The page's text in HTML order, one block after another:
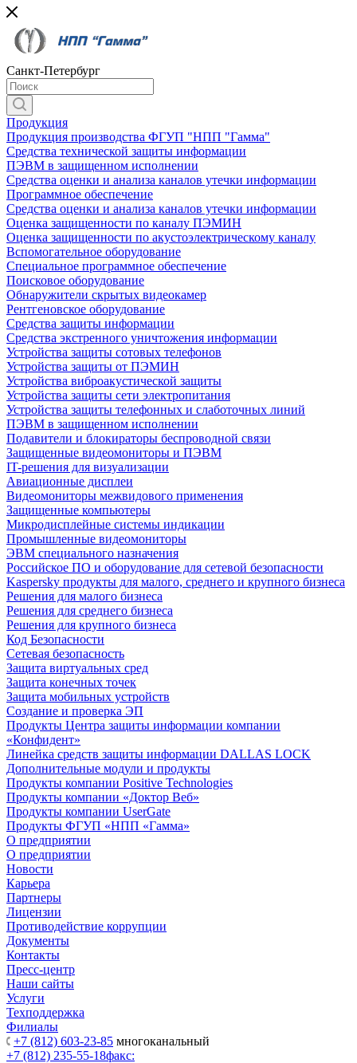
Санкт-Петербург
Продукция
Продукция производства ФГУП "НПП "Гамма"
Средства технической защиты информации
ПЭВМ в защищенном исполнении
Средства оценки и анализа каналов утечки информации
Программное обеспечение
Средства оценки и анализа каналов утечки информации
Оценка защищенности по каналу ПЭМИН
Оценка защищенности по акустоэлектрическому каналу
Вспомогательное оборудование
Специальное программное обеспечение
Поисковое оборудование
Обнаружители скрытых видеокамер
Рентгеновское оборудование
Средства защиты информации
Средства экстренного уничтожения информации
Устройства защиты сотовых телефонов
Устройства защиты от ПЭМИН
Устройства виброакустической защиты
Устройства защиты сети электропитания
Устройства защиты телефонных и слаботочных линий
ПЭВМ в защищенном исполнении
Подавители и блокираторы беспроводной связи
Защищенные видеомониторы и ПЭВМ
IT-решения для визуализации
Авиационные дисплеи
Видеомониторы межвидового применения
Защищенные компьютеры
Микродисплейные системы индикации
Промышленные видеомониторы
ЭВМ специального назначения
Российское ПО и оборудование для сетевой безопасности
Kaspersky продукты для малого, среднего и крупного бизнеса
Решения для малого бизнеса
Решения для среднего бизнеса
Решения для крупного бизнеса
Код Безопасности
Сетевая безопасность
Защита виртуальных сред
Защита конечных точек
Защита мобильных устройств
Создание и проверка ЭП
Продукты Центра защиты информации компании
«Конфидент»
Линейка средств защиты информации DALLAS LOCK
Дополнительные модули и продукты
Продукты компании Positive Technologies
Продукты компании «Доктор Веб»
Продукты компании UserGate
Продукты ФГУП «НПП «Гамма»
О предприятии
О предприятии
Новости
Карьера
Партнеры
Лицензии
Противодействие коррупции
Документы
Контакты
Пресс-центр
Наши сайты
Услуги
Техподдержка
Филиалы
+7 (812) 603-23-85 многоканальный
+7 (812) 235-55-18факс: